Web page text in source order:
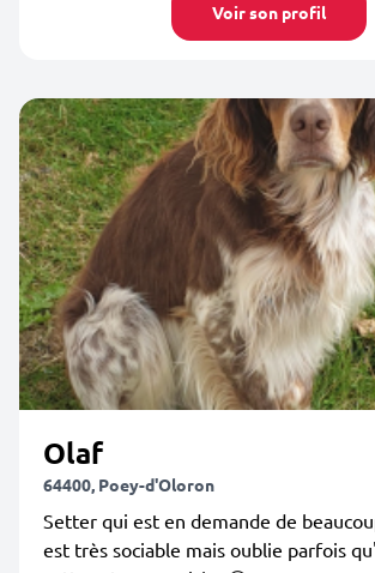
Voir son profil
Olaf
64400, Poey-d'Oloron
Setter qui est en demande de
est très sociable mais oublie parfois